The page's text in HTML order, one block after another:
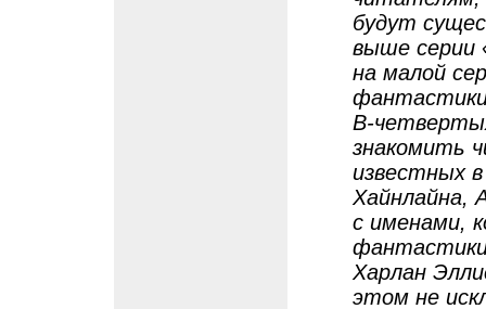
будут
выше серии
на малой
В-
знакомить
известных
Хайнлайна,
с именами,
Харлан
этом не